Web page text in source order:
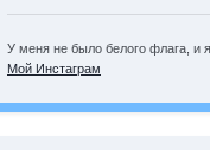
У меня не было белого флага, и
Мой Инстаграм